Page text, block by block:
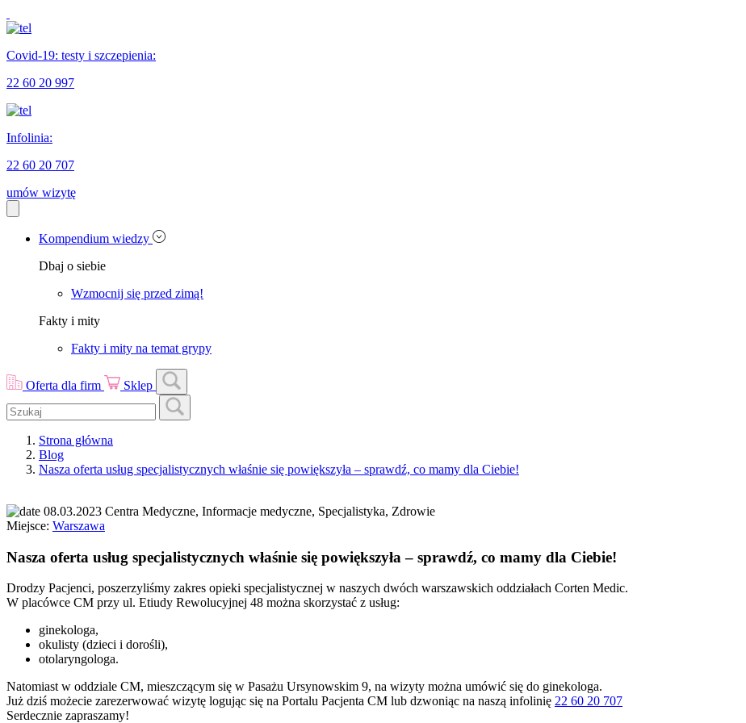
Covid-19: testy i szczepienia:
22 60 20 997
Infolinia:
22 60 20 707
umów wizytę
Kompendium wiedzy
Dbaj o siebie
Wzmocnij się przed zimą!
Fakty i mity
Fakty i mity na temat grypy
Oferta dla firm Sklep
Strona główna
Blog
Nasza oferta usług specjalistycznych właśnie się powiększyła – sprawdź, co mamy dla Ciebie!
08.03.2023 Centra Medyczne, Informacje medyczne, Specjalistyka, Zdrowie
Miejsce: Warszawa
Nasza oferta usług specjalistycznych właśnie się powiększyła – sprawdź, co mamy dla Ciebie!
Drodzy Pacjenci, poszerzyliśmy zakres opieki specjalistycznej w naszych dwóch warszawskich oddziałach Corten Medic.
W placówce CM przy ul. Etiudy Rewolucyjnej 48 można skorzystać z usług:
ginekologa,
okulisty (dzieci i dorośli),
otolaryngologa.
Natomiast w oddziale CM, mieszczącym się w Pasażu Ursynowskim 9, na wizyty można umówić się do ginekologa.
Już dziś możecie zarezerwować wizytę logując się na Portalu Pacjenta CM lub dzwoniąc na naszą infolinię 22 60 20 707
Serdecznie zapraszamy!